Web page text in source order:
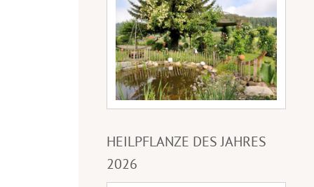
HEILPFLANZE DES JAHRES
2026